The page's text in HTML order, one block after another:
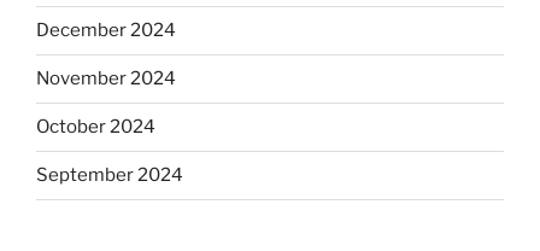
December 2024
November 2024
October 2024
September 2024